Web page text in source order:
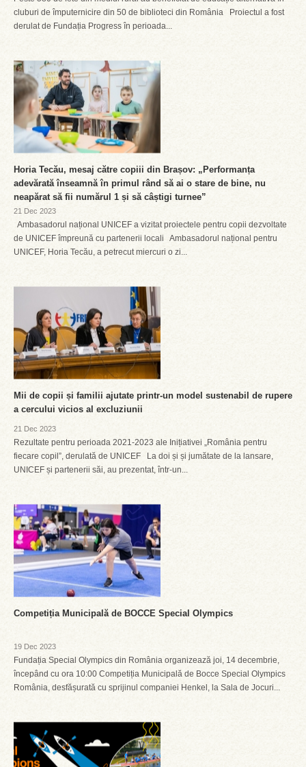
cluburi de împuternicire din 50 de biblioteci din România Proiectul a fost
derulat de Fundația Progress în perioada...
Horia Tecău, mesaj către copiii din Brașov: „Performanța
adevărată înseamnă în primul rând să ai o stare de bine, nu
neapărat să fii numărul 1 și să câștigi turnee”
21 Dec 2023
Ambasadorul național UNICEF a vizitat proiectele pentru copii dezvoltate
de UNICEF împreună cu partenerii locali Ambasadorul național pentru
UNICEF, Horia Tecău, a petrecut miercuri o zi...
Mii de copii și familii ajutate printr-un model sustenabil de rupere
a cercului vicios al excluziunii
21 Dec 2023
Rezultate pentru perioada 2021-2023 ale Inițiativei „România pentru
fiecare copil”, derulată de UNICEF La doi și și jumătate de la lansare,
UNICEF și partenerii săi, au prezentat, într-un...
Competiția Municipală de BOCCE Special Olympics
19 Dec 2023
Fundația Special Olympics din România organizează joi, 14 decembrie,
începând cu ora 10:00 Competiția Municipală de Bocce Special Olympics
România, desfășurată cu sprijinul companiei Henkel, la Sala de Jocuri...